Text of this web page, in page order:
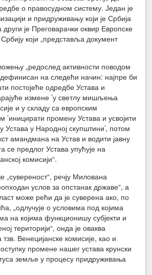
о правосудном систему. Један је
и придруживању који је Србија
је Преговарачки оквир Европске
који „представља документ
„редослед активности поводом
на следећи начин: најпре би
постојеће одредбе Устава и
измене ’у светлу мишљења
и у складу са европским
’иницирати промену Устава и усвојити
Устава у Народној скупштини’, потом
амандмана на Устав и водити јавну
се предлог Устава упућује на
комисији“.
„сувереност“, речју Милована
услов за опстанак државе“, а
може рећи да је суверена ако, по
„одлучује о условима под којима
на којима функционишу субјекти и
територији“, онда је оваква
тзв. Венецијанске комисије, као и
промене нашег устава крунски
земље у процесу придруживања